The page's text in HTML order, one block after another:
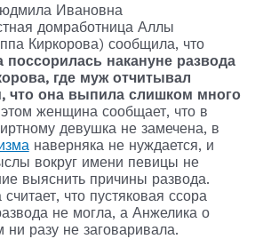
Ивановна
домработница Аллы
Киркорова) сообщила, что
поссорилась накануне развода
где муж отчитывал
что она выпила слишком много
женщина сообщает, что в
девушка не замечена, в
наверняка не нуждается, и
вокруг имени певицы не
выяснить причины развода.
что пустяковая ссора
не могла, а Анжелика о
разу не заговаривала.